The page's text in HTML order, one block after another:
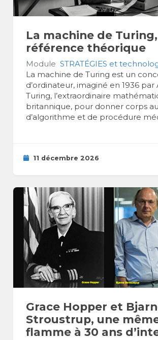
La machine de
référence théorique
Module STRATÉGIES et
La machine de Turing est un
d’ordinateur, imaginé en 1936 par
Turing, l’extraordinaire
britannique, pour donner corps
d’algorithme et de procédure
11 décembre 2026
Grace Hopper et
Stroustrup, une
flamme à 30 ans